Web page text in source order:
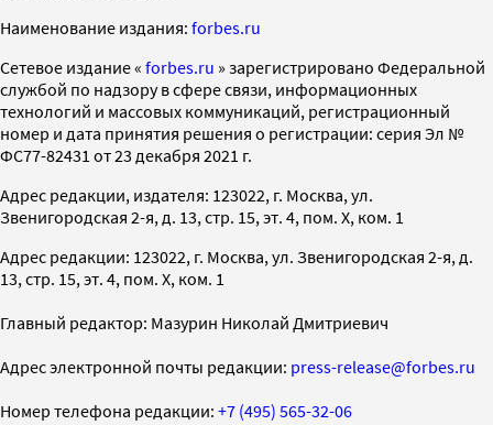
Наименование издания: forbes.ru
Cетевое издание « forbes.ru » зарегистрировано Федеральной
службой по надзору в сфере связи, информационных
технологий и массовых коммуникаций, регистрационный
номер и дата принятия решения о регистрации: серия Эл №
ФС77-82431 от 23 декабря 2021 г.
Адрес редакции, издателя: 123022, г. Москва, ул.
Звенигородская 2-я, д. 13, стр. 15, эт. 4, пом. X, ком. 1
Адрес редакции: 123022, г. Москва, ул. Звенигородская 2-я, д.
13, стр. 15, эт. 4, пом. X, ком. 1
Главный редактор: Мазурин Николай Дмитриевич
Адрес электронной почты редакции: press-release@forbes.ru
Номер телефона редакции: +7 (495) 565-32-06